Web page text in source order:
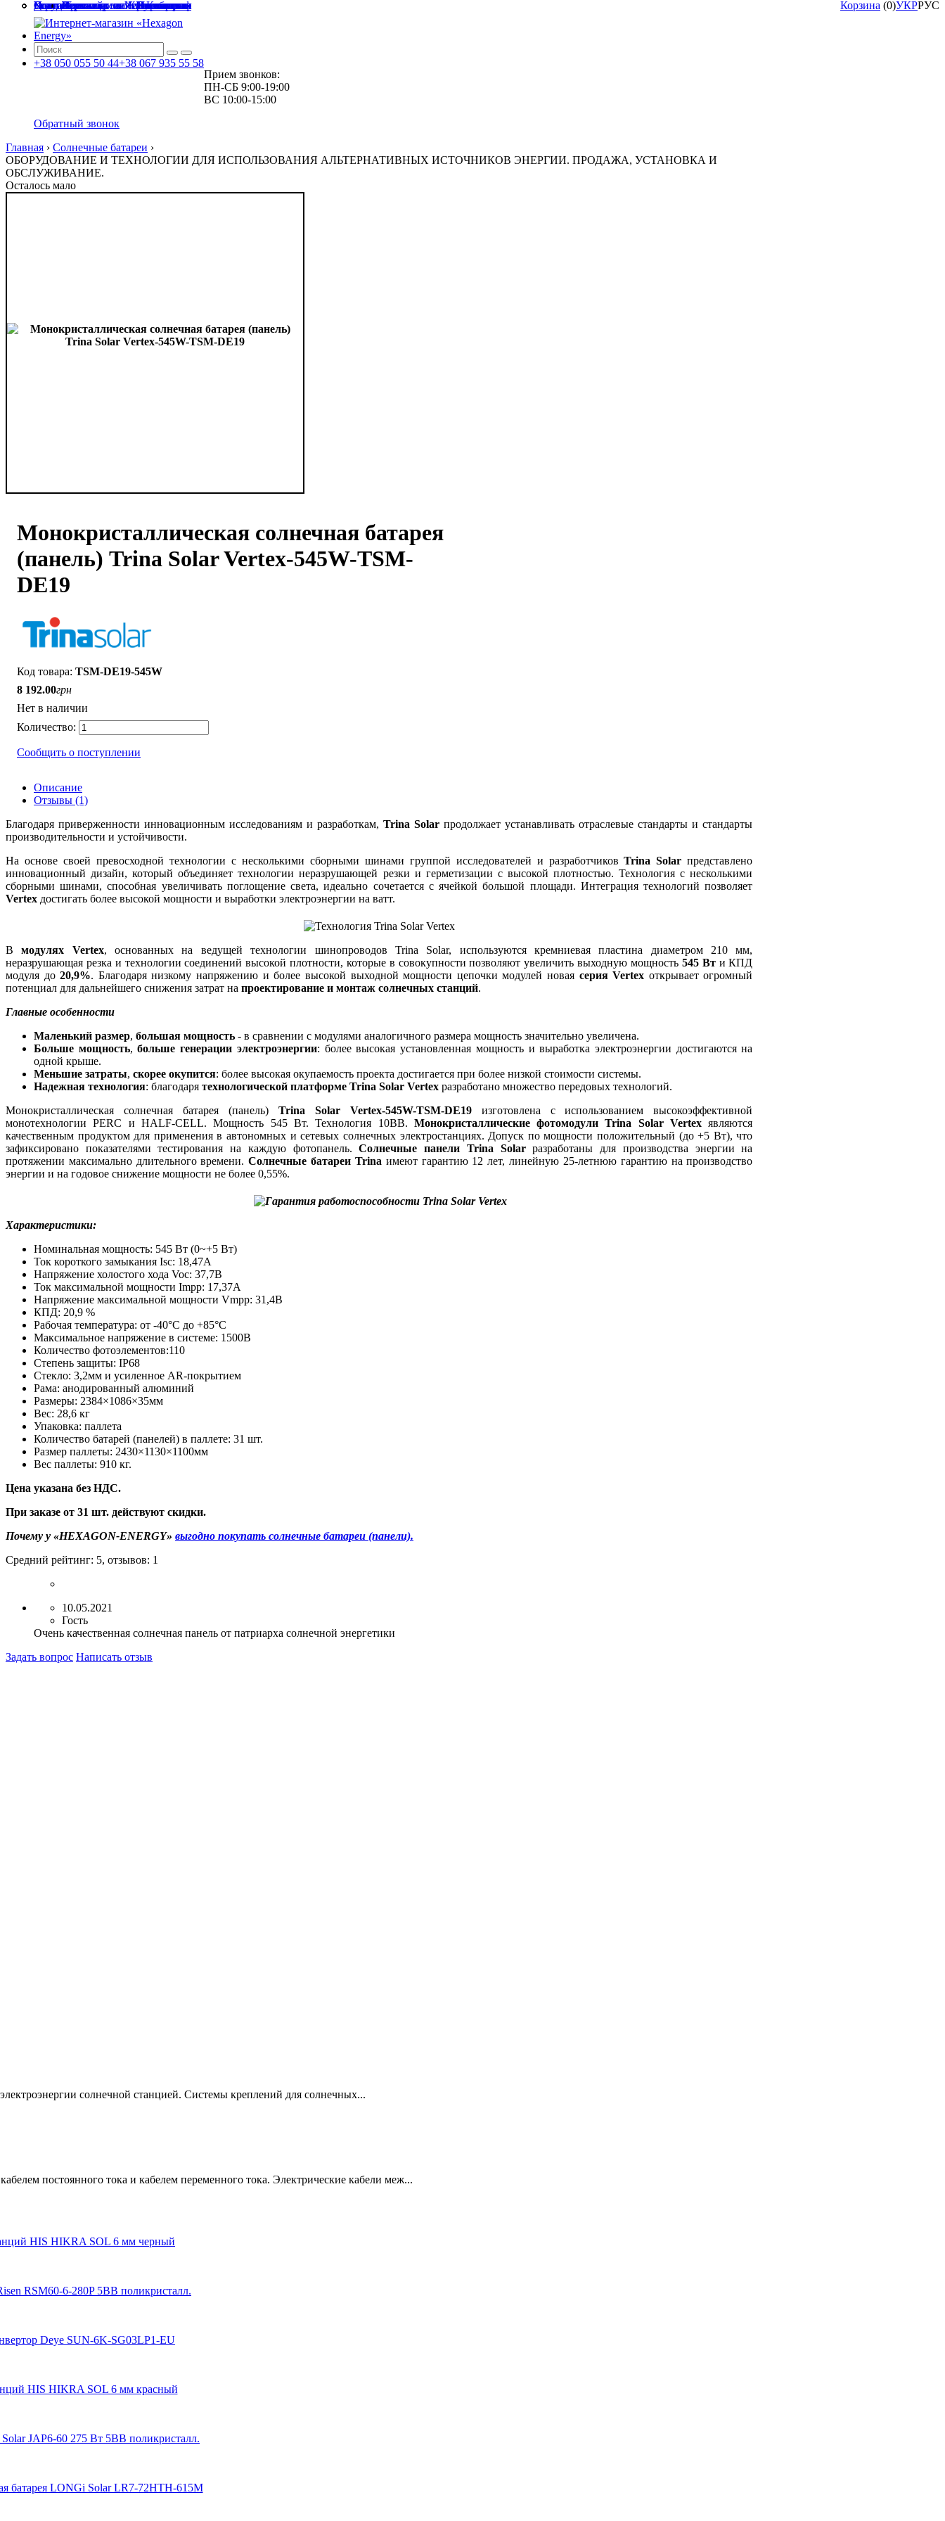
Главная
О компании
Доставка и оплата
Города и области
Киев и Киевская
Житомир и Житомирская
Чернигов и Черниговская
Черкассы и Черкасская
Полтава и Полтавская
Винница и Винницкая
УслугиЗеленый тариф
Проектирование и монтаж
Сервисное обслуживание
Статьи
Контакты Корзина (0)УКРРУС
+38 050 055 50 44+38 067 935 55 58
Прием звонков:
ПН-СБ 9:00-19:00
ВС 10:00-15:00
Обратный звонок
Главная › Солнечные батареи ›
ОБОРУДОВАНИЕ И ТЕХНОЛОГИИ ДЛЯ ИСПОЛЬЗОВАНИЯ АЛЬТЕРНАТИВНЫХ ИСТОЧНИКОВ ЭНЕРГИИ. ПРОДАЖА, УСТАНОВКА И
ОБСЛУЖИВАНИЕ.
Осталось мало
Монокристаллическая солнечная батарея
(панель) Trina Solar Vertex-545W-TSM-
DE19
TSM-DE19-545W
8 192.00грн
Нет в наличии
Сообщить о поступлении
Описание
Отзывы (1)
Благодаря приверженности инновационным исследованиям и разработкам,Trina Solar продолжает устанавливать отраслевые стандарты и стандарты
производительности и устойчивости.
На основе своей превосходной технологии с несколькими сборными шинами группой исследователей и разработчиковTrina Solar представлено
инновационный дизайн, который объединяет технологии неразрушающей резки и герметизации с высокой плотностью. Технология с несколькими
сборными шинами, способная увеличивать поглощение света, идеально сочетается с ячейкой большой площади. Интеграция технологий позволяет
Vertex достигать более высокой мощности и выработки электроэнергии на ватт.
Вмодулях Vertex, основанных на ведущей технологии шинопроводов Trina Solar, используются кремниевая пластина диаметром 210 мм,
неразрушающая резка и технологии соединений высокой плотности, которые в совокупности позволяют увеличить выходную мощность 545 Вти КПД
модуля до20,9%. Благодаря низкому напряжению и более высокой выходной мощности цепочки модулей новая серия Vertex открывает огромный
потенциал для дальнейшего снижения затрат на проектирование и монтаж солнечных станций.
Главные особенности
Маленький размер, большая мощность - в сравнении с модулями аналогичного размера мощность значительно увеличена.
Больше мощность,больше генерации электроэнергии: более высокая установленная мощность и выработка электроэнергии достигаются на
одной крыше.
Меньшие затраты, скорее окупится: более высокая окупаемость проекта достигается при более низкой стоимости системы.
Надежная технология: благодаря технологической платформе Trina Solar Vertex разработано множество передовых технологий.
Монокристаллическая солнечная батарея (панель) Trina Solar Vertex-545W-TSM-DE19изготовлена с использованием высокоэффективной
монотехнологии PERC и HALF-CELL. Мощность 545 Вт. Технология 10BB. Монокристаллические фотомодули Trina Solar Vertex являются
качественным продуктом для применения в автономных и сетевых солнечных электростанциях. Допуск по мощности положительный (до +5 Вт), что
зафиксировано показателями тестирования на каждую фотопанель.Солнечные панели Trina Solarразработаны для производства энергии на
протяжении максимально длительного времени.Солнечные батареи Trina имеют гарантию 12 лет, линейную 25-летнюю гарантию на производство
энергии и на годовое снижение мощности не более 0,55%.
Характеристики:
Номинальная мощность: 545 Вт (0~+5 Вт)
Ток короткого замыкания Isc: 18,47A
Напряжение холостого хода Voc: 37,7В
Ток максимальной мощности Impp: 17,37A
Напряжение максимальной мощности Vmpp: 31,4В
КПД: 20,9 %
Рабочая температура: от -40°С до +85°С
Максимальное напряжение в системе: 1500В
Количество фотоэлементов:110
Степень защиты: IP68
Стекло: 3,2мм и усиленное AR-покрытием
Рама: анодированный алюминий
Размеры: 2384×1086×35мм
Вес: 28,6 кг
Упаковка: паллета
Количество батарей (панелей) в паллете: 31 шт.
Размер паллеты: 2430×1130×1100мм
Вес паллеты: 910 кг.
Цена указана без НДС.
При заказе от 31 шт. действуют скидки.
Почему у «HEXAGON-ENERGY» выгодно покупать солнечные батареи (панели).
Средний рейтинг: 5, отзывов: 1
10.05.2021
Гость
Очень качественная солнечная панель от патриарха солнечной энергетики
Задать вопрос Написать отзыв
солнечной станцией. Системы креплений для солнечных...
постоянного тока и кабелем переменного тока. Электрические кабели меж...